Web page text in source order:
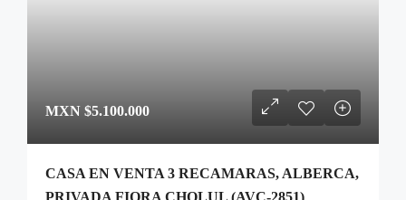
MXN $5.100.000
CASA EN VENTA 3 RECAMARAS, ALBERCA,
PRIVADA FIORA CHOLUL (AVC-2851)